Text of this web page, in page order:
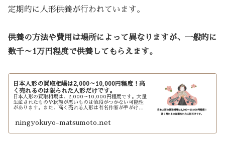
定期的に人形供養が行われています。
供養の方法や費用は場所によって異なりますが、一般的に
数千～1万円程度で供養してもらえます。
日本人形の買取相場は2,000～10,000円程度！高
く売れるのは限られた人形だけです。
日本人形の買取相場は、2,000～10,000円程度です。大量
生産されたものや状態が悪いものは値段がつかない可能性
があります。また、高く売れる人形は有名作家が手がけた
ningyokuyo-matsumoto.net